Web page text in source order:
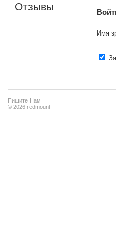
Отзывы
Имя
Пишите Нам
© 2026 redmount